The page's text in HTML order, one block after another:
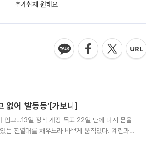
추가취재 원해요
어 ‘발동동’[가보니]
입고…13일 정식 개장 목표 22일 만에 다시 문을
는 진열대를 채우느라 바쁘게 움직였다. 계란과